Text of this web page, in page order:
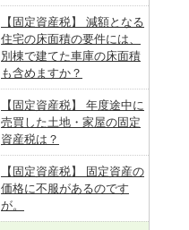
【固定資産税】 減額となる
住宅の床面積の要件には、
別棟で建てた車庫の床面積
も含めますか？
【固定資産税】 年度途中に
売買した土地・家屋の固定
資産税は？
【固定資産税】 固定資産の
価格に不服があるのです
が。